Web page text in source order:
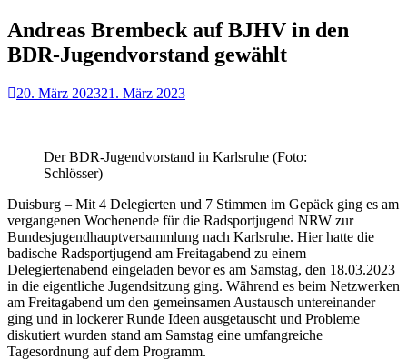
Andreas Brembeck auf BJHV in den
BDR-Jugendvorstand gewählt
20. März 202321. März 2023
Der BDR-Jugendvorstand in Karlsruhe (Foto:
Schlösser)
Duisburg – Mit 4 Delegierten und 7 Stimmen im Gepäck ging es am
vergangenen Wochenende für die Radsportjugend NRW zur
Bundesjugendhauptversammlung nach Karlsruhe. Hier hatte die
badische Radsportjugend am Freitagabend zu einem
Delegiertenabend eingeladen bevor es am Samstag, den 18.03.2023
in die eigentliche Jugendsitzung ging. Während es beim Netzwerken
am Freitagabend um den gemeinsamen Austausch untereinander
ging und in lockerer Runde Ideen ausgetauscht und Probleme
diskutiert wurden stand am Samstag eine umfangreiche
Tagesordnung auf dem Programm.